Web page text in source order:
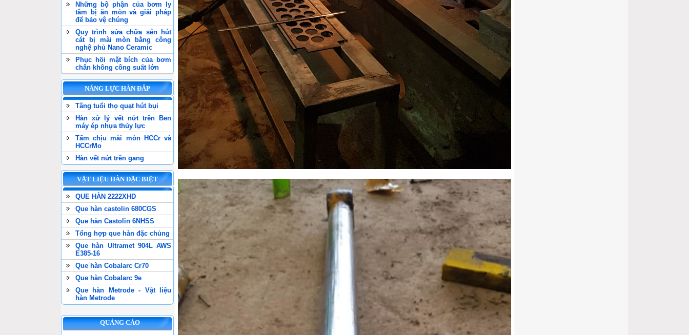
Những bộ phận của bơm ly
tâm bị ăn mòn và giải pháp
để bảo vệ chúng
Quy trình sửa chữa sên hút
cát bị mài mòn bằng công
nghệ phủ Nano Ceramic
Phục hồi mặt bích của bơm
chân không công suất lớn
NĂNG LỰC HÀN ĐẮP
Tăng tuổi thọ quạt hút bụi
Hàn xử lý vết nứt trên Ben
máy ép nhựa thủy lực
Tấm chịu mài mòn HCCr và
HCCrMo
Hàn vết nứt trên gang
VẬT LIỆU HÀN ĐẶC BIỆT
QUE HÀN 2222XHD
Que hàn castolin 680CGS
Que hàn Castolin 6NHSS
Tổng hợp que hàn đặc chủng
Que hàn Ultramet 904L AWS
E385-16
Que hàn Cobalarc Cr70
Que hàn Cobalarc 9e
Que hàn Metrode - Vật liệu
hàn Metrode
QUẢNG CÁO